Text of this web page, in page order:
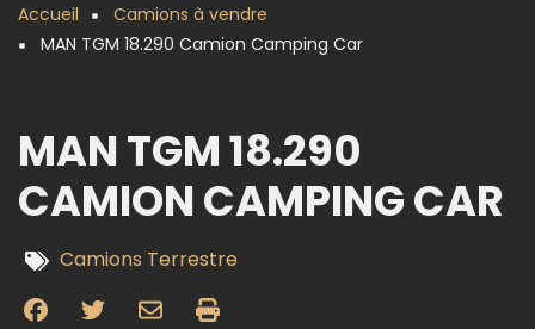
Fil
Accueil
Camions à vendre
MAN TGM 18.290 Camion Camping Car
MAN TGM 18.290
CAMION CAMPING CAR
Camions Terrestre